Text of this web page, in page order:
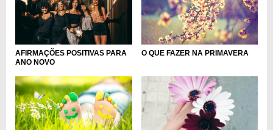
AFIRMAÇÕES POSITIVAS PARA
ANO NOVO
O QUE FAZER NA PRIMAVERA